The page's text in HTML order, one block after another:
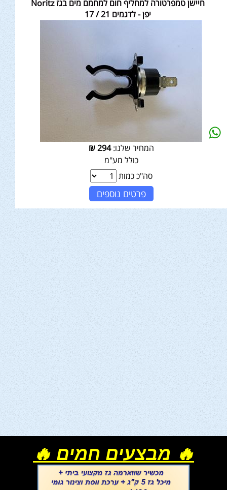
חיישן טמפרטורה למחליף חום למחמם מים בגז Noritz
יפן - לדגמים 21 / 17
המחיר שלנו:294
₪
כולל מע"מ
סה"כ כמות
פרטים נוספים
🔥 מבצעים חמים 🔥